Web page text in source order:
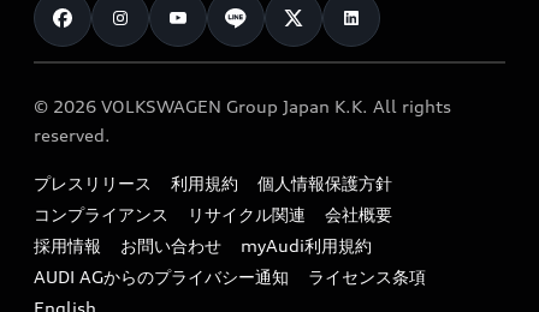
e-tronアフターサポート
myAudi
クオリティ
保証
メンテナンス
ファイナンス
キャンペーン / イベント
買取査定
オーナー様向けキャンペーン
特定整備適用車一覧
リサイクル法
よくある質問（FAQ）
© 2026 VOLKSWAGEN Group Japan K.K. All rights
reserved.
プレスリリース 利用規約
個人情報保護方針
コンプライアンス
リサイクル関連
会社概要
採用情報
お問い合わせ
myAudi利用規約
AUDI AGからのプライバシー通知
ライセンス条項
English